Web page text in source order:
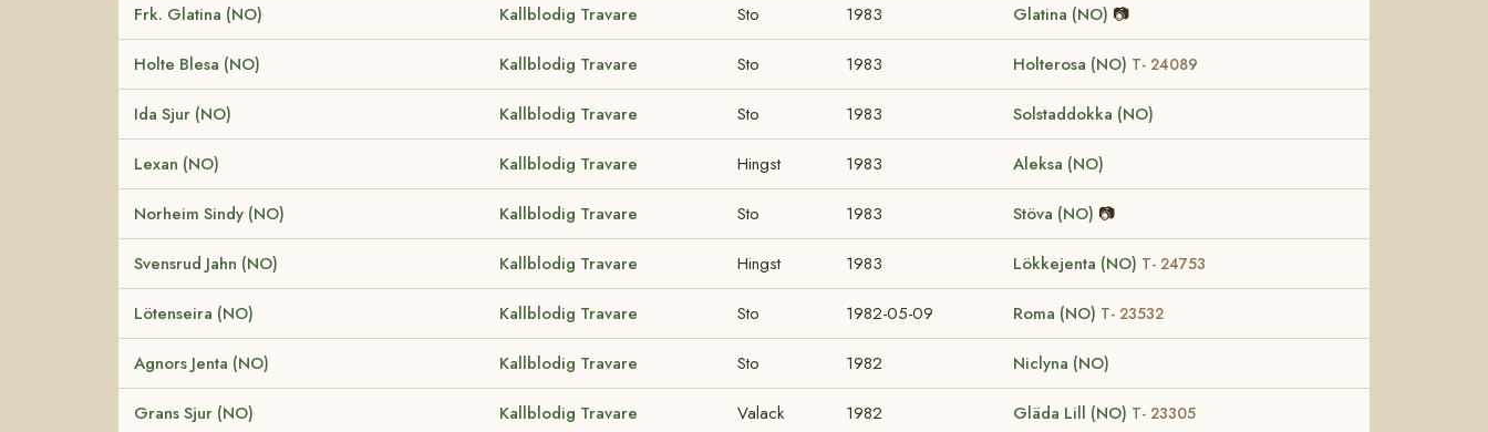
Frk. Glatina (NO) Kallblodig Travare Sto 1983 Glatina (NO) 📷
Holte Blesa (NO) Kallblodig Travare Sto 1983 Holterosa (NO) T- 24089
Ida Sjur (NO) Kallblodig Travare Sto 1983 Solstaddokka (NO)
Lexan (NO) Kallblodig Travare Hingst 1983 Aleksa (NO)
Norheim Sindy (NO) Kallblodig Travare Sto 1983 Stöva (NO) 📷
Svensrud Jahn (NO) Kallblodig Travare Hingst 1983 Lökkejenta (NO) T- 24753
Lötenseira (NO) Kallblodig Travare Sto 1982-05-09 Roma (NO) T- 23532
Agnors Jenta (NO) Kallblodig Travare Sto 1982 Niclyna (NO)
Grans Sjur (NO) Kallblodig Travare Valack 1982 Gläda Lill (NO) T- 23305